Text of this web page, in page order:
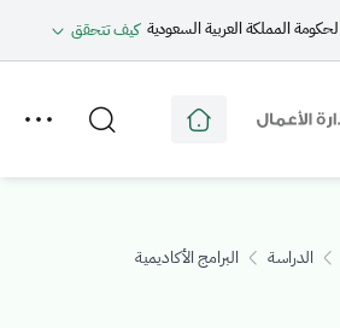
المملكة العربية السعودية كيف تتحقق
الدراسة
البرامج الأكاديمية